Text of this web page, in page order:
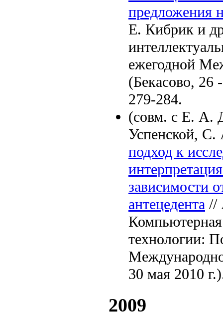
предложения
Е. Кибрик и
ежегодной
(Бекасово,
279-284.
(совм. с Е.
Успенской,
подход к
зависимости
антецедента //
технологии:
30 мая 2010
2009